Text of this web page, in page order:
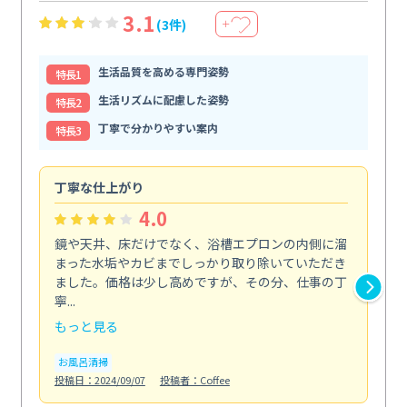
3.1 (3件) ＋
特⻑1
生活品質を高める専門姿勢
特⻑2
生活リズムに配慮した姿勢
特⻑3
丁寧で分かりやすい案内
丁寧な仕上がり
4.0
鏡や天井、床だけでなく、浴槽エプロンの内側に溜
まった水垢やカビまでしっかり取り除いていただき
ました。価格は少し高めですが、その分、仕事の丁
寧...
もっと見る
お風呂清掃
投稿日：2024/09/07
投稿者：Coffee